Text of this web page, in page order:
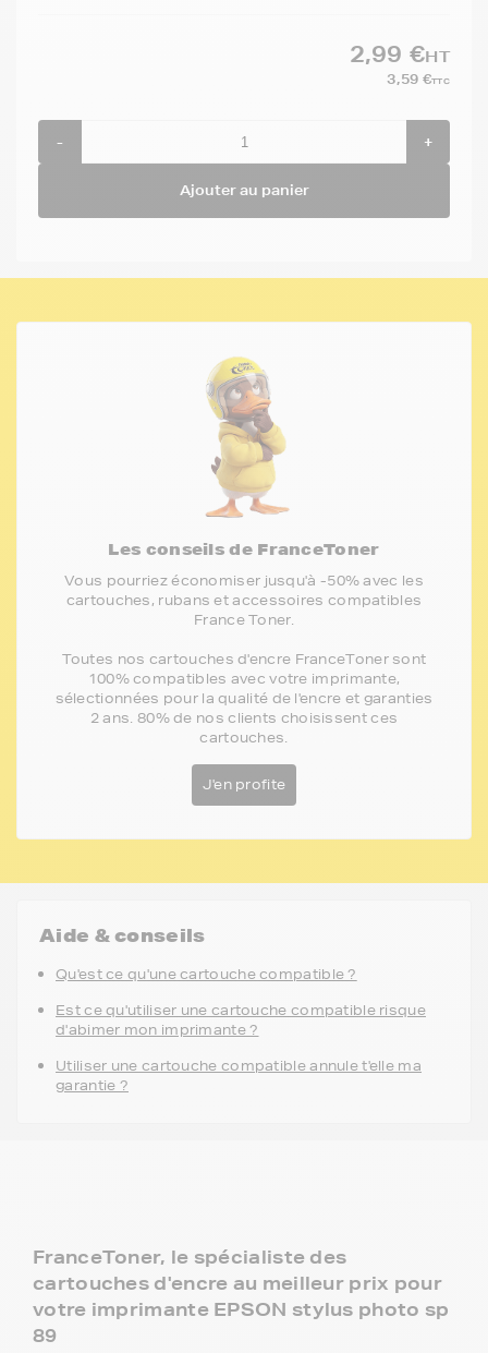
2,99 €HT
3,59 €TTC
- +
Ajouter au panier
Les conseils de FranceToner
Vous pourriez économiser jusqu'à -50% avec les
cartouches, rubans et accessoires compatibles
France Toner.
Toutes nos cartouches d'encre FranceToner sont
100% compatibles avec votre imprimante,
sélectionnées pour la qualité de l'encre et garanties
2 ans. 80% de nos clients choisissent ces
cartouches.
J'en profite
Aide & conseils
Qu'est ce qu'une cartouche compatible ?
Est ce qu'utiliser une cartouche compatible risque
d'abimer mon imprimante ?
Utiliser une cartouche compatible annule t'elle ma
garantie ?
FranceToner, le spécialiste des
cartouches d'encre au meilleur prix pour
votre imprimante EPSON stylus photo sp
89